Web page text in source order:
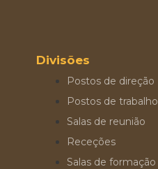
Divisões
Postos de direção
Postos de trabalho
Salas de reunião
Receções
Salas de formação